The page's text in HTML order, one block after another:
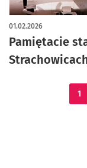
Pamiętacie
01.02.2026
artykuł z galerią
1